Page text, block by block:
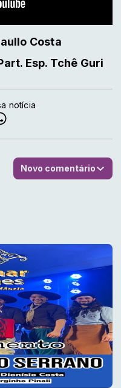
Costa
Esp. Tchê Guri
notícia
Novo comentário